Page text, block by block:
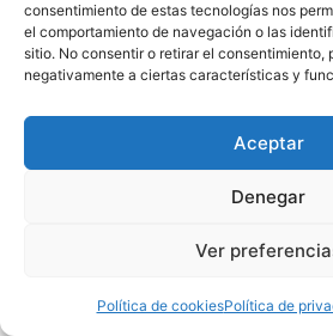
consentimiento de estas tecnologías nos
el comportamiento de navegación o las
sitio. No consentir o retirar el consentimiento,
negativamente a ciertas características y
Aceptar
Denegar
Ver
Política de cookiesPolítica de